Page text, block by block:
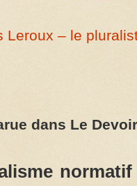
Leroux – le
dans Le